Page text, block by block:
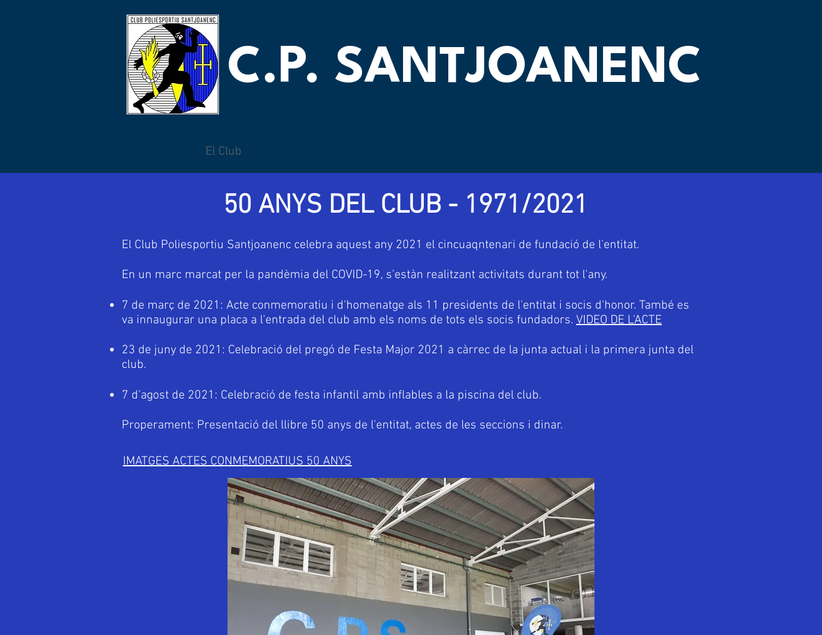
C.P. SANTJOANENC
El Club
50 ANYS DEL CLUB - 1971/2021
El Club Poliesportiu Santjoanenc celebra aquest any 2021 el cincuaqntenari de fundació de l'entitat.
En un marc marcat per la pandèmia del COVID-19, s'estàn realitzant activitats durant tot l'any.
7 de març de 2021: Acte conmemoratiu i d'homenatge als 11 presidents de l'entitat i socis d'honor. També es
va innaugurar una placa a l'entrada del club amb els noms de tots els socis fundadors. VIDEO DE L'ACTE
23 de juny de 2021: Celebració del pregó de Festa Major 2021 a càrrec de la junta actual i la primera junta del
club.
7 d'agost de 2021: Celebració de festa infantil amb inflables a la piscina del club.
Properament: Presentació del llibre 50 anys de l'entitat, actes de les seccions i dinar.
IMATGES ACTES CONMEMORATIUS 50 ANYS